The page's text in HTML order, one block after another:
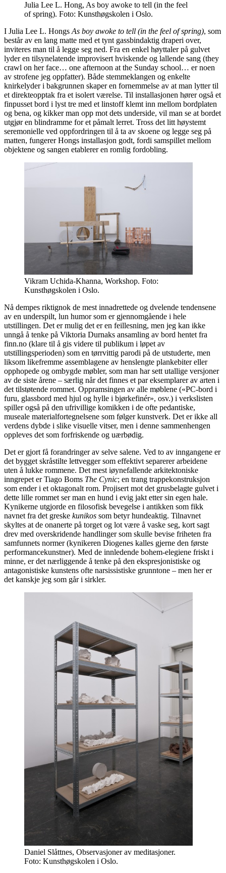
Julia Lee L. Hong, As boy awoke to tell (in the feel
of spring). Foto: Kunsthøgskolen i Oslo.
I Julia Lee L. Hongs As boy awoke to tell (in the feel of spring), som
består av en lang matte med et tynt gassbindaktig draperi over,
inviteres man til å legge seg ned. Fra en enkel høyttaler på gulvet
lyder en tilsynelatende improvisert hviskende og lallende sang (they
crawl on her face… one afternoon at the Sunday school… er noen
av strofene jeg oppfatter). Både stemmeklangen og enkelte
knirkelyder i bakgrunnen skaper en fornemmelse av at man lytter til
et direkteopptak fra et isolert værelse. Til installasjonen hører også et
finpusset bord i lyst tre med et linstoff klemt inn mellom bordplaten
og bena, og kikker man opp mot dets underside, vil man se at bordet
utgjør en blindramme for et påmalt lerret. Tross det litt høystemt
seremonielle ved oppfordringen til å ta av skoene og legge seg på
matten, fungerer Hongs installasjon godt, fordi samspillet mellom
objektene og sangen etablerer en romlig fordobling.
Vikram Uchida-Khanna, Workshop. Foto:
Kunsthøgskolen i Oslo.
Nå dempes riktignok de mest innadrettede og dvelende tendensene
av en underspilt, lun humor som er gjennomgående i hele
utstillingen. Det er mulig det er en feillesning, men jeg kan ikke
unngå å tenke på Viktoria Durnaks ansamling av bord hentet fra
finn.no (klare til å gis videre til publikum i løpet av
utstillingsperioden) som en tørrvittig parodi på de utstuderte, men
liksom likefremme assemblagene av henslengte plankebiter eller
opphopede og ombygde møbler, som man har sett utallige versjoner
av de siste årene – særlig når det finnes et par eksemplarer av arten i
det tilstøtende rommet. Oppramsingen av alle møblene («PC-bord i
furu, glassbord med hjul og hylle i bjørkefinér», osv.) i verkslisten
spiller også på den ufrivillige komikken i de ofte pedantiske,
museale materialfortegnelsene som følger kunstverk. Det er ikke all
verdens dybde i slike visuelle vitser, men i denne sammenhengen
oppleves det som forfriskende og uærbødig.
Det er gjort få forandringer av selve salene. Ved to av inngangene er
det bygget skråstilte lettvegger som effektivt separerer arbeidene
uten å lukke rommene. Det mest iøynefallende arkitektoniske
inngrepet er Tiago Boms The Cynic; en trang trappekonstruksjon
som ender i et oktagonalt rom. Projisert mot det grusbelagte gulvet i
dette lille rommet ser man en hund i evig jakt etter sin egen hale.
Kynikerne utgjorde en filosofisk bevegelse i antikken som fikk
navnet fra det greske kunikos som betyr hundeaktig. Tilnavnet
skyltes at de onanerte på torget og lot være å vaske seg, kort sagt
drev med overskridende handlinger som skulle bevise friheten fra
samfunnets normer (kynikeren Diogenes kalles gjerne den første
performancekunstner). Med de innledende bohem-elegiene friskt i
minne, er det nærliggende å tenke på den ekspresjonistiske og
antagonistiske kunstens ofte narsissistiske grunntone – men her er
det kanskje jeg som går i sirkler.
Daniel Slåttnes, Observasjoner av meditasjoner.
Foto: Kunsthøgskolen i Oslo.